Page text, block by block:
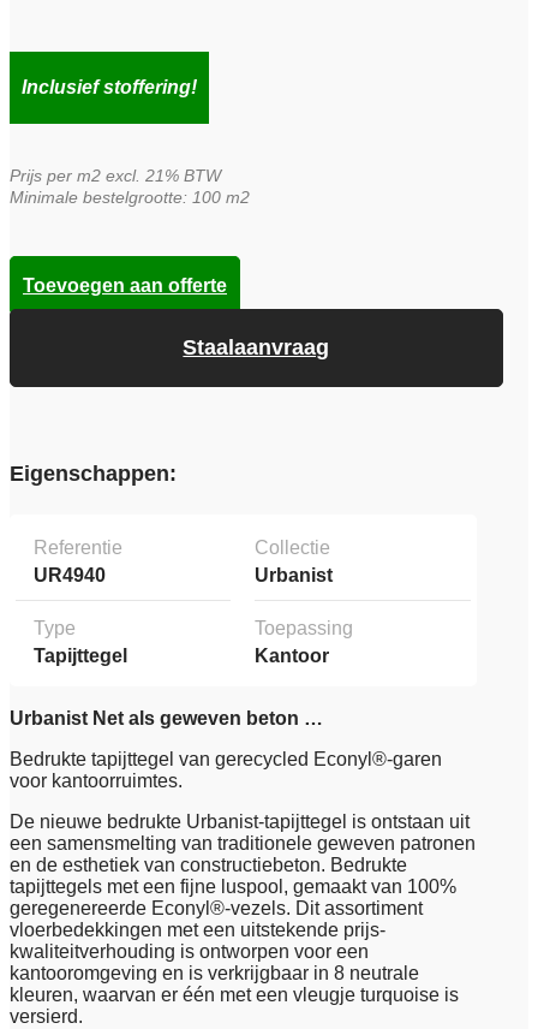
Inclusief stoffering!
Prijs per m2 excl. 21% BTW
Minimale bestelgrootte: 100 m2
Staalaanvraag
Toevoegen aan offerte
Eigenschappen:
Referentie
UR4940
Collectie
Urbanist
Type
Tapijttegel
Toepassing
Kantoor
Urbanist Net als geweven beton …
Bedrukte tapijttegel van gerecycled Econyl®-garen
voor kantoorruimtes.
De nieuwe bedrukte Urbanist-tapijttegel is ontstaan uit
een samensmelting van traditionele geweven patronen
en de esthetiek van constructiebeton. Bedrukte
tapijttegels met een fijne luspool, gemaakt van 100%
geregenereerde Econyl®-vezels. Dit assortiment
vloerbedekkingen met een uitstekende prijs-
kwaliteitverhouding is ontworpen voor een
kantooromgeving en is verkrijgbaar in 8 neutrale
kleuren, waarvan er één met een vleugje turquoise is
versierd.